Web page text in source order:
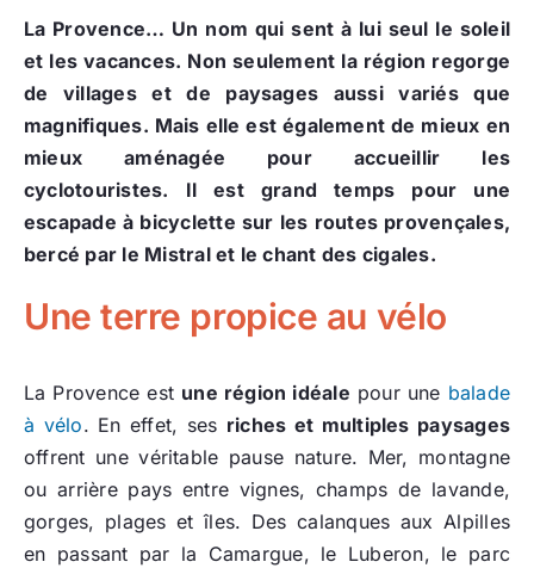
La Provence… Un nom qui sent à lui seul le soleil
et les vacances. Non seulement la région regorge
de villages et de paysages aussi variés que
magnifiques. Mais elle est également de mieux en
mieux aménagée pour accueillir les
cyclotouristes. Il est grand temps pour une
escapade à bicyclette sur les routes provençales,
bercé par le Mistral et le chant des cigales.
Une terre propice au vélo
La Provence est une région idéale pour une balade
à vélo. En effet, ses riches et multiples paysages
offrent une véritable pause nature. Mer, montagne
ou arrière pays entre vignes, champs de lavande,
gorges, plages et îles. Des calanques aux Alpilles
en passant par la Camargue, le Luberon, le parc